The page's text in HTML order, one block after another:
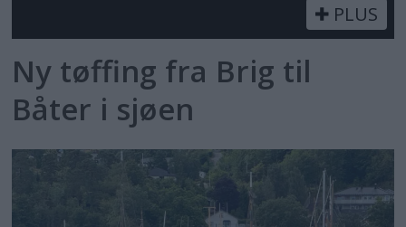
PLUS
Ny tøffing fra Brig til
Båter i sjøen